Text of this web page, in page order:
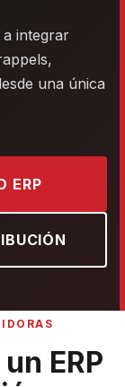
a integrar
una única
ERP
ERP